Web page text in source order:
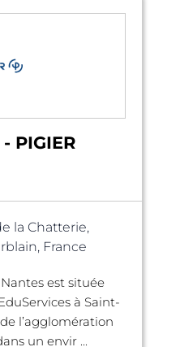
PIGIER
la Chatterie,
France
est située
à Saint-
l’agglomération
un envir ...